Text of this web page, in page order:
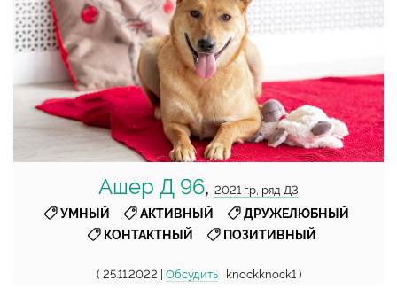
Ашер Д 96, 2021 г.р, ряд Д3
УМНЫЙ
АКТИВНЫЙ ДРУЖЕЛЮБНЫЙ
КОНТАКТНЫЙ ПОЗИТИВНЫЙ
( 25.11.2022 | Обсудить| knockknock1 )